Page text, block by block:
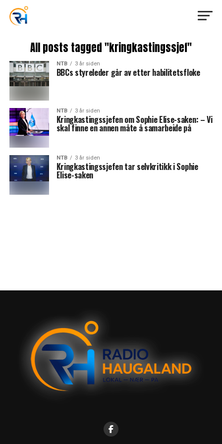
All posts tagged "kringkastingssjef"
NTB 3 år siden
BBCs styreleder går av etter habilitetsfloke
NTB 3 år siden
Kringkastingssjefen om Sophie Elise-saken: – Vi
skal finne en annen måte å samarbeide på
NTB 3 år siden
Kringkastingssjefen tar selvkritikk i Sophie
Elise-saken